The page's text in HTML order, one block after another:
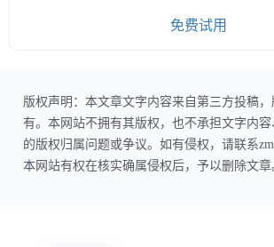
免费试用
版权声明：本文章文字内容来自第三方投稿
有。本网站不拥有其版权，也不承担文字内
的版权归属问题或争议。如有侵权，请联系
本网站有权在核实确属侵权后，予以删除文章